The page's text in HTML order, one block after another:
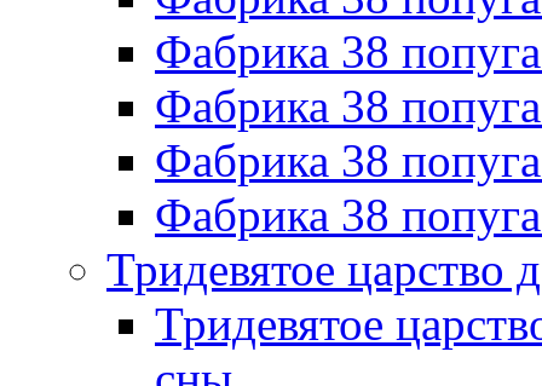
Фабрика 38
Фабрика 38
Фабрика 38
Фабрика 38
Тридевятое царство
Тридевятое